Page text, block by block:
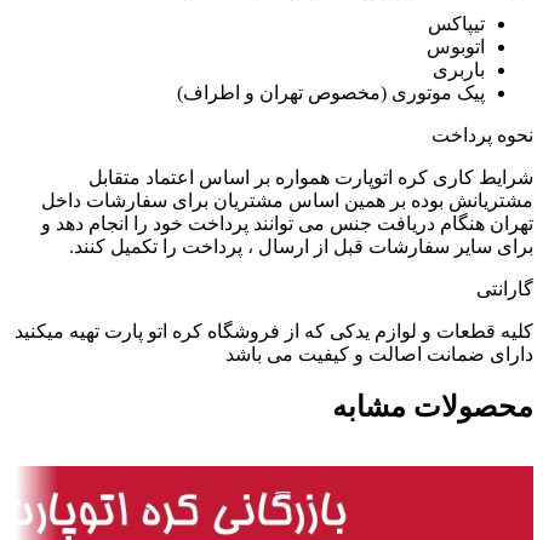
تیپاکس
اتوبوس
باربری
پیک موتوری (مخصوص تهران و اطراف)
نحوه پرداخت
شرایط کاری کره اتوپارت همواره بر اساس اعتماد متقابل
مشتریانش بوده بر همین اساس مشتریان برای سفارشات داخل
تهران هنگام دریافت جنس می توانند پرداخت خود را انجام دهد و
برای سایر سفارشات قبل از ارسال ، پرداخت را تکمیل کنند.
گارانتی
کلیه قطعات و لوازم یدکی که از فروشگاه کره اتو پارت تهیه میکنید
دارای ضمانت اصالت و کیفیت می باشد
محصولات مشابه